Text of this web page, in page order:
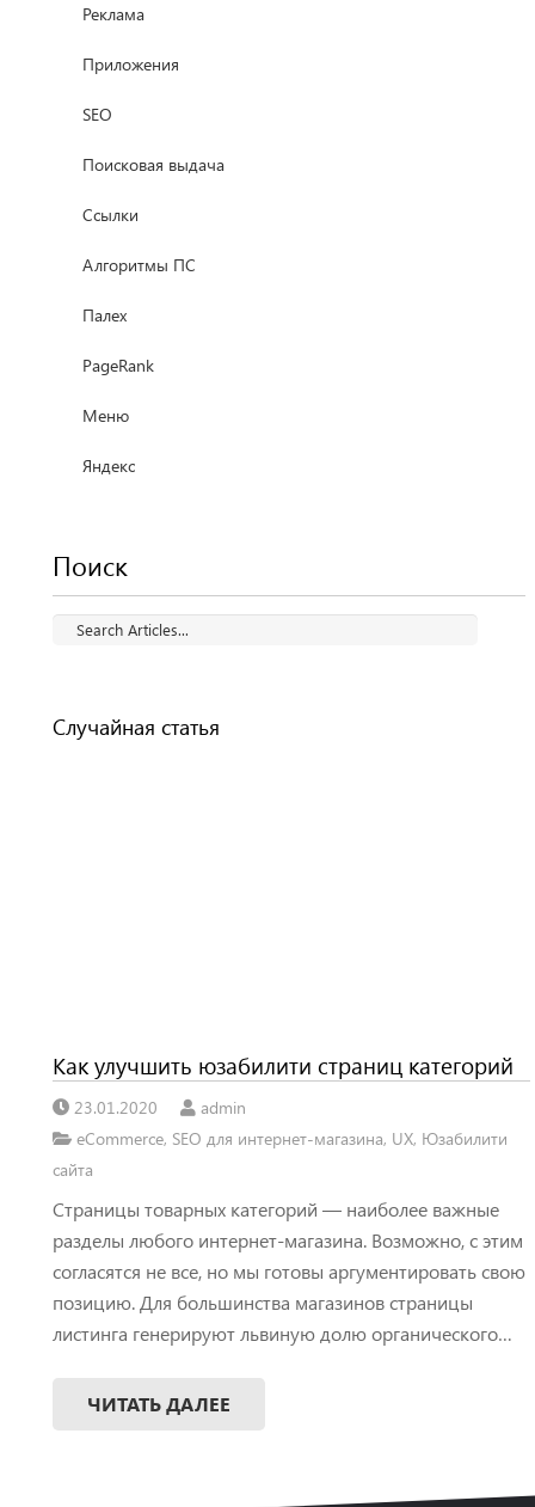
Реклама
Приложения
SEO
Поисковая выдача
Ссылки
Алгоритмы ПС
Палех
PageRank
Меню
Яндекс
Поиск
Случайная статья
Как улучшить юзабилити страниц категорий
23.01.2020
admin
eCommerce, SEO для интернет-магазина, UX, Юзабилити
сайта
Страницы товарных категорий — наиболее важные
разделы любого интернет-магазина. Возможно, с этим
согласятся не все, но мы готовы аргументировать свою
позицию. Для большинства магазинов страницы
листинга генерируют львиную долю органического…
ЧИТАТЬ ДАЛЕЕ